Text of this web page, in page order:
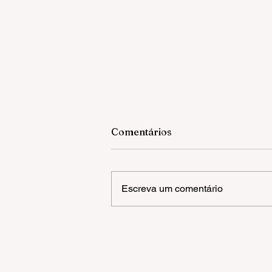
Comentários
Escreva um comentário